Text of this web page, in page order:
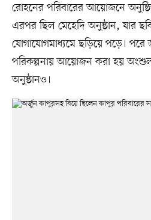
রোহনের পরিবারের আয়োজনে
এরপর ছিল মেহেদি অনুষ্ঠান, যার
যোগাযোগমাধ্যমে ছড়িয়ে পড়ে। পরে
পরিকল্পনায় আয়োজন করা হয়
অনুষ্ঠানও।